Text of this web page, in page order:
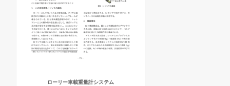
ローリー車載重量計システム